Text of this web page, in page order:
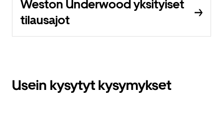
Weston Underwood yksityiset
tilausajot
Usein kysytyt kysymykset